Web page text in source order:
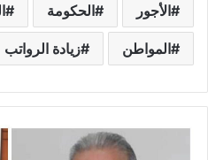
الأجور الحكومة
المواطن زيادة الرواتب
و